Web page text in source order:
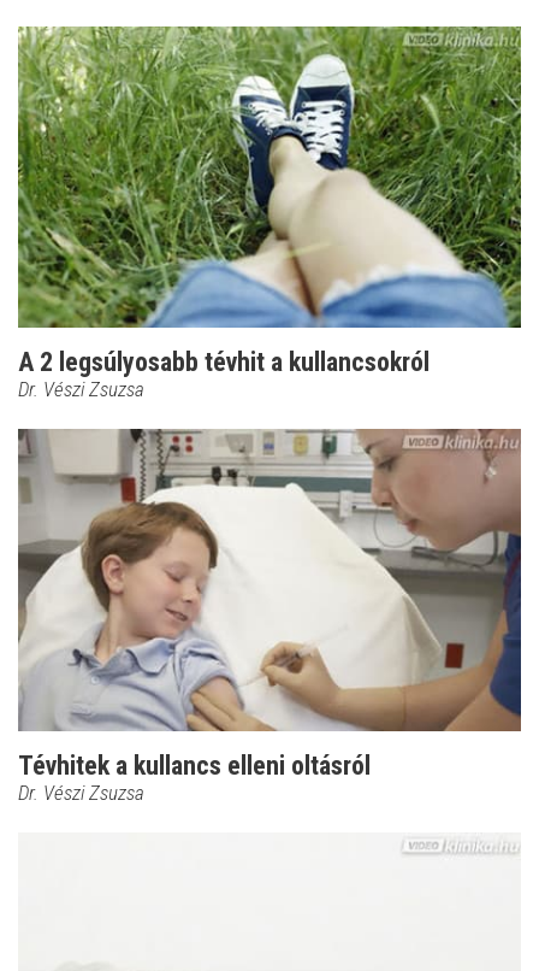
A 2 legsúlyosabb tévhit a kullancsokról
Dr. Vészi Zsuzsa
Tévhitek a kullancs elleni oltásról
Dr. Vészi Zsuzsa